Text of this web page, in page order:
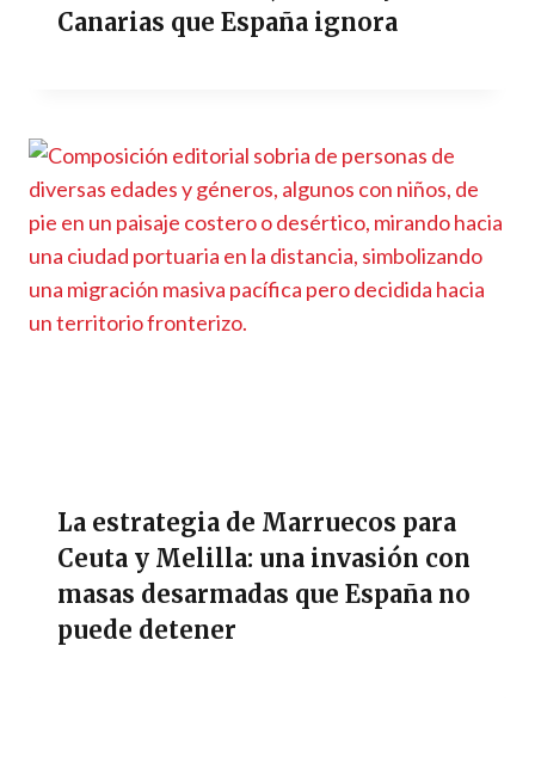
Canarias que España ignora
La estrategia de Marruecos para
Ceuta y Melilla: una invasión con
masas desarmadas que España no
puede detener